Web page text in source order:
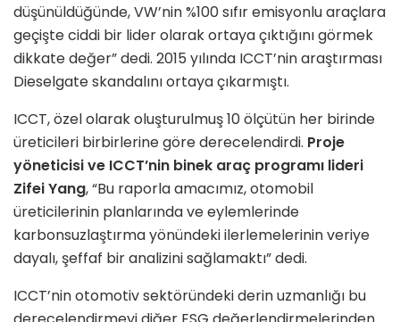
düşünüldüğünde, VW’nin %100 sıfır emisyonlu araçlara
geçişte ciddi bir lider olarak ortaya çıktığını görmek
dikkate değer” dedi. 2015 yılında ICCT’nin araştırması
Dieselgate skandalını ortaya çıkarmıştı.
ICCT, özel olarak oluşturulmuş 10 ölçütün her birinde
üreticileri birbirlerine göre derecelendirdi. Proje
yöneticisi ve ICCT’nin binek araç programı lideri
Zifei Yang, “Bu raporla amacımız, otomobil
üreticilerinin planlarında ve eylemlerinde
karbonsuzlaştırma yönündeki ilerlemelerinin veriye
dayalı, şeffaf bir analizini sağlamaktı” dedi.
ICCT’nin otomotiv sektöründeki derin uzmanlığı bu